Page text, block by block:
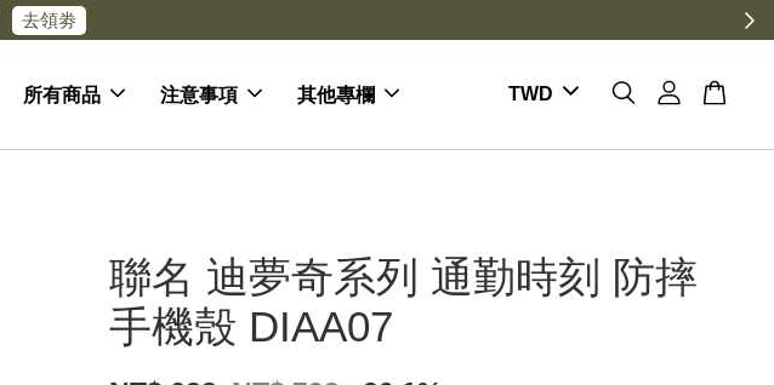
去領劵
所有商品 注意事項 其他專欄
聯名 迪夢奇系列 通勤時刻 防摔
手機殼 DIAA07